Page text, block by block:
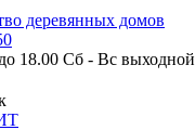
деревянных домов
18.00 Сб - Вс выходной